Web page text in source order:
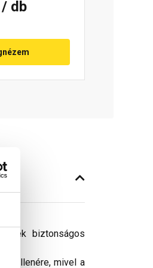
/ db
biztonságos
ellenére, mivel a